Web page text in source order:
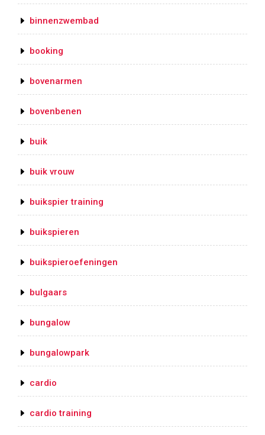
binnenzwembad
booking
bovenarmen
bovenbenen
buik
buik vrouw
buikspier training
buikspieren
buikspieroefeningen
bulgaars
bungalow
bungalowpark
cardio
cardio training